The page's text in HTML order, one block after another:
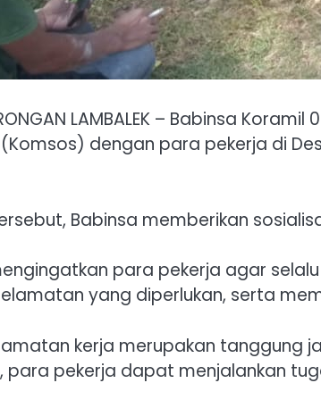
LAMBALEK – Babinsa
dengan para pekerja di
Babinsa memberikan
para pekerja agar
yang diperlukan, serta
kerja merupakan
para pekerja dapat menjalankan